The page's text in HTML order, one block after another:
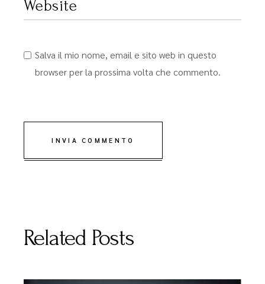
Salva il mio nome, email e sito web in questo
browser per la prossima volta che commento.
INVIA COMMENTO
Related Posts